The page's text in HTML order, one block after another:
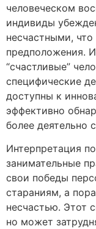
человеческом
индивиды
несчастными,
предположения.
“счастливые”
специфические
доступны к
эффективно
более деятельно
Интерпретация
занимательные
свои победы
стараниям, а
несчастью. Этот
но может